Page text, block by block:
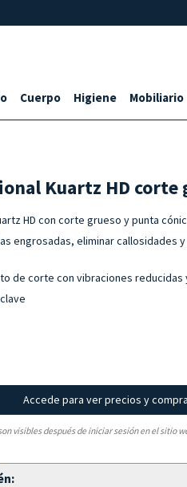
Cuerpo Higiene Mobiliario
Kuartz HD corte
HD con corte grueso y punta
engrosadas, eliminar callosidades
de corte con vibraciones reducidas
Accede para ver precios y
visibles después de iniciar sesión en el sitio